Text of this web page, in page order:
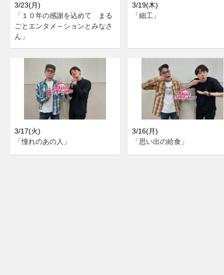
3/23(月)
「１０年の感謝を込めて まる
ごとエンタメ～ションとみなさ
ん」
3/19(木)
「細工」
3/17(火)
「憧れのあの人」
3/16(月)
「思い出の給食」